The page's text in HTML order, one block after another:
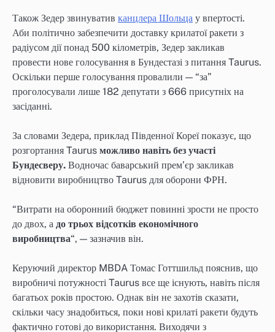
Також Зедер звинуватив канцлера Шольца у впертості.
Аби політично забезпечити доставку крилатої ракети з
радіусом дії понад 500 кілометрів, Зедер закликав
провести нове голосування в Бундестазі з питання Taurus.
Оскільки перше голосування провалили — “за”
проголосували лише 182 депутати з 666 присутніх на
засіданні.
За словами Зедера, приклад Південної Кореї показує, що
розгортання Taurus можливо навіть без участі
Бундесверу. Водночас баварський прем’єр закликав
відновити виробництво Taurus для оборони ФРН.
“Витрати на оборонний бюджет повинні зрости не просто
до двох, а до трьох відсотків економічного
виробництва“, — зазначив він.
Керуючий директор MBDA Томас Готтшильд пояснив, що
виробничі потужності Taurus все ще існують, навіть після
багатьох років простою. Однак він не захотів сказати,
скільки часу знадобиться, поки нові крилаті ракети будуть
фактично готові до використання. Виходячи з